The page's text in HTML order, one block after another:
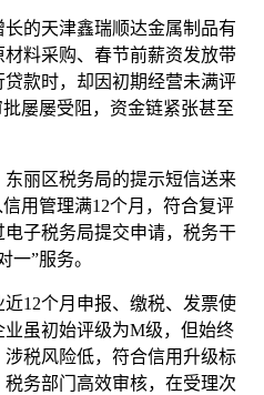
的天津鑫瑞顺达金属制品有
料采购、春节前薪资发放带
款时，却因初期经营未满评
屡屡受阻，资金链紧张甚至
丽区税务局的提示短信送来
用管理满12个月，符合复评
子税务局提交申请，税务干
一”服务。
12个月申报、缴税、发票使
虽初始评级为M级，但始终
税风险低，符合信用升级标
务部门高效审核，在受理次